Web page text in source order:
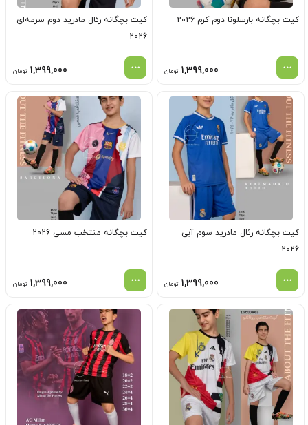
کیت بچگانه بارسلونا دوم کرم 2026
1,399,000 تومان
کیت بچگانه رئال مادرید دوم سرمه‌ای
2026
1,399,000 تومان
کیت بچگانه رئال مادرید سوم آبی
2026
1,399,000 تومان
کیت بچگانه منتخب مسی 2026
1,399,000 تومان